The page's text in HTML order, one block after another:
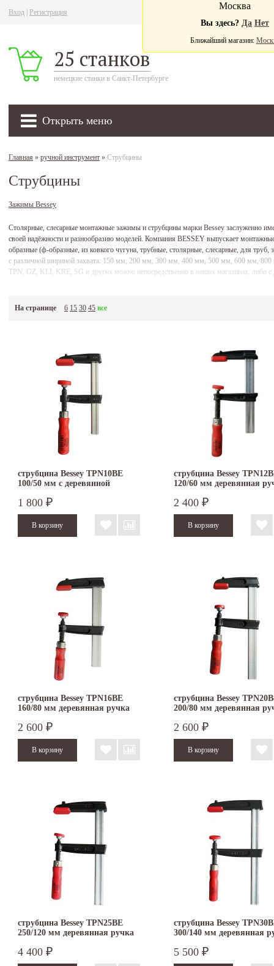
Вход Регистрация
25 станков
немецкие станки в Санкт-Петербурге
Открыть меню
Москва
Вы здесь? Да Нет
Ближайший магазин:
Главная » ручной инструмент » Струбцины
Струбцины
Зажимы Bessey
Столярные, слесарные монтажные зажимы и струбцины марки Bessey заслуженно
своей надёжности и разнообразию моделей. Компания BESSEY выпускает
образные (ф-образные, из ковкого чугуна, трубные, столярные, слесарные, для
с различной шириной захвата: 150 мм, 200 мм, 300 мм, 400 мм, 500 мм, 600 мм,
TPN, GZ, KLI, KRE, SG и других можно непосредственно в наших магазинах, либо с
На странице 6 15 30 45 все
струбцина Bessey TPN10BE
100/50 мм с деревянной
1 800 ₽
струбцина Bessey
120/60 мм деревянная
2 400 ₽
струбцина Bessey TPN16BE
160/80 мм деревянная ручка
2 600 ₽
струбцина Bessey
200/80 мм деревянная
2 600 ₽
струбцина Bessey TPN25BE
250/120 мм деревянная ручка
4 400 ₽
струбцина Bessey
300/140 мм деревянная
5 500 ₽